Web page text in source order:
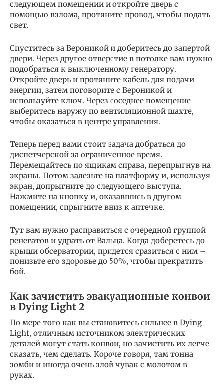
следующем помещении и откройте дверь с
помощью взлома, протяните провод, чтобы подать
свет.
Спуститесь за Вероникой и доберитесь до запертой
двери. Через другое отверстие в потолке вам нужно
подобраться к выключенному генератору.
Откройте дверь и протяните кабель для подачи
энергии, затем поговорите с Вероникой и
используйте ключ. Через соседнее помещение
выберитесь наружу по вентиляционной шахте,
чтобы оказаться в центре управления.
Теперь перед вами стоит задача добраться до
диспетчерской за ограниченное время.
Перемещайтесь по ящикам справа, перепрыгнув на
экраны. Потом залезьте на платформу и, используя
экран, допрыгните до следующего выступа.
Нажмите на кнопку и, оказавшись в другом
помещении, спрыгните вниз к аптечке.
Тут вам нужно расправиться с очередной группой
ренегатов и удрать от Вальца. Когда доберетесь до
крыши обсерватории, придется сразиться с ним –
понизьте его здоровье до 50%, чтобы прекратить
бой.
Как зачистить эвакуационные конвои
в Dying Light 2
По мере того как вы становитесь сильнее в Dying
Light, отличным источником электрических
деталей могут стать конвои, но зачистить их легче
сказать, чем сделать. Короче говоря, там тонна
зомби и иногда очень злой чувак с молотом в
руках.